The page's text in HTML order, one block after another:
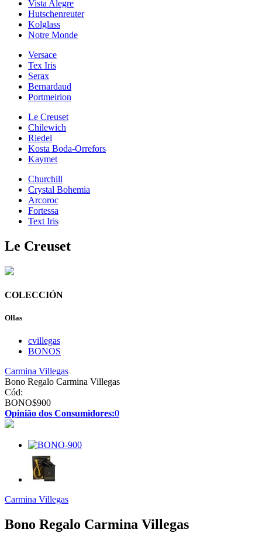
Vista Alegre
Hutschenreuter
Kolglass
Notre Monde
Versace
Tex Iris
Serax
Bernardaud
Portmeirion
Le Creuset
Chilewich
Riedel
Kosta Boda-Orrefors
Kaymet
Churchill
Crystal Bohemia
Arcoroc
Fortessa
Text Iris
Le Creuset
COLECCIÓN
Ollas
cvillegas
BONOS
Carmina Villegas
Bono Regalo Carmina Villegas
Cód:
BONO$900
Opinião dos Consumidores:0
Carmina Villegas
Bono Regalo Carmina Villegas